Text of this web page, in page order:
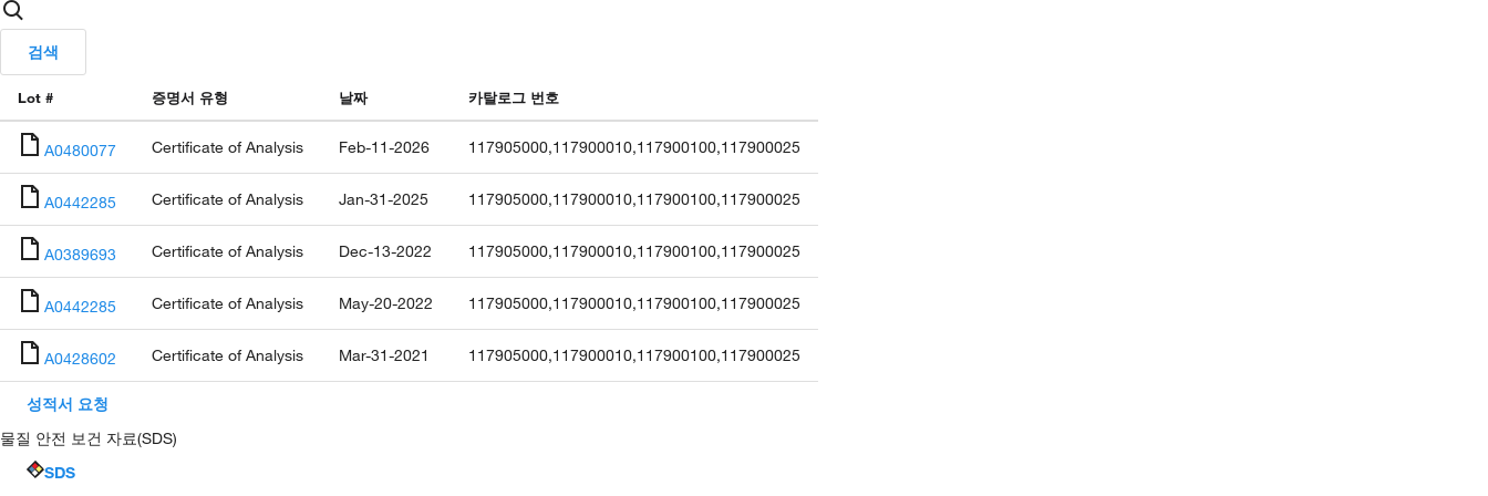
검색
Lot # 증명서 유형 날짜 카탈로그 번호
A0480077 Certificate of Analysis Feb-11-2026 117905000,117900010,117900100,117900025
A0442285 Certificate of Analysis Jan-31-2025 117905000,117900010,117900100,117900025
A0389693 Certificate of Analysis Dec-13-2022 117905000,117900010,117900100,117900025
A0442285 Certificate of Analysis May-20-2022 117905000,117900010,117900100,117900025
A0428602 Certificate of Analysis Mar-31-2021 117905000,117900010,117900100,117900025
성적서 요청
물질 안전 보건 자료(SDS)
SDS